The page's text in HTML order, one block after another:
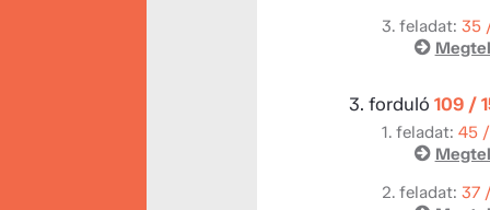
3. feladat: 35
3. forduló 109 /
1. feladat: 45
2. feladat: 37